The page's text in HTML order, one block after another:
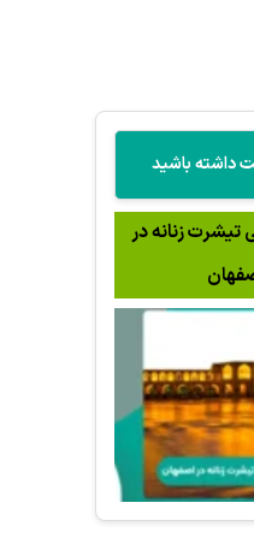
داشته باشید
زنانه در